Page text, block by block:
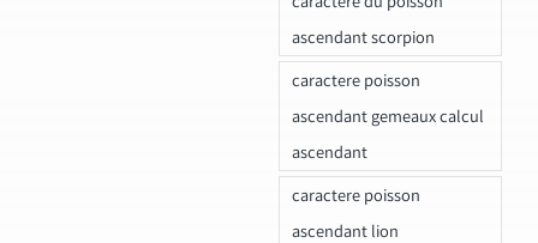
ascendant scorpion
caractere poisson
ascendant gemeaux calcul
ascendant
caractere poisson
ascendant lion